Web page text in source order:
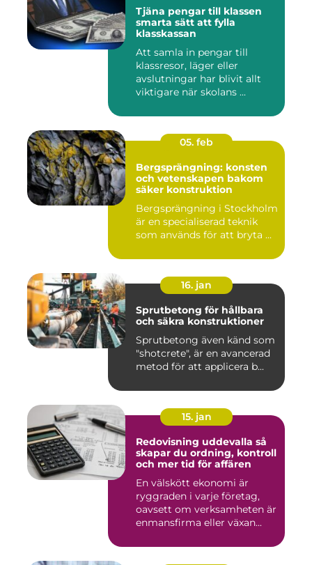
Tjäna pengar till klassen
smarta sätt att fylla
klasskassan
Att samla in pengar till
klassresor, läger eller
avslutningar har blivit allt
viktigare när skolans ...
05. feb
Bergsprängning: konsten
och vetenskapen bakom
säker konstruktion
Bergsprängning i Stockholm
är en specialiserad teknik
som används för att bryta ...
16. jan
Sprutbetong för hållbara
och säkra konstruktioner
Sprutbetong även känd som
"shotcrete", är en avancerad
metod för att applicera b...
15. jan
Redovisning uddevalla så
skapar du ordning, kontroll
och mer tid för affären
En välskött ekonomi är
ryggraden i varje företag,
oavsett om verksamheten är
enmansfirma eller växan...